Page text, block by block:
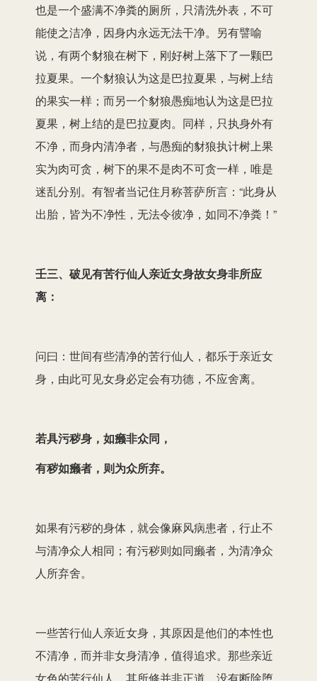
也是一个盛满不净粪的厕所，只清洗外表，不可
能使之洁净，因身内永远无法干净。另有譬喻
说，有两个豺狼在树下，刚好树上落下了一颗巴
拉夏果。一个豺狼认为这是巴拉夏果，与树上结
的果实一样；而另一个豺狼愚痴地认为这是巴拉
夏果，树上结的是巴拉夏肉。同样，只执身外有
不净，而身内清净者，与愚痴的豺狼执计树上果
实为肉可贪，树下的果不是肉不可贪一样，唯是
迷乱分别。有智者当记住月称菩萨所言：“此身从
出胎，皆为不净性，无法令彼净，如同不净粪！”
壬三、破见有苦行仙人亲近女身故女身非所应
离：
问曰：世间有些清净的苦行仙人，都乐于亲近女
身，由此可见女身必定会有功德，不应舍离。
若具污秽身，如癞非众同，
有秽如癞者，则为众所弃。
如果有污秽的身体，就会像麻风病患者，行止不
与清净众人相同；有污秽则如同癞者，为清净众
人所弃舍。
一些苦行仙人亲近女身，其原因是他们的本性也
不清净，而并非女身清净，值得追求。那些亲近
女色的苦行仙人，其所修并非正道，没有断除堕